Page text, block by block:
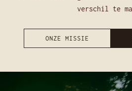
verschil te
ONZE MISSIE